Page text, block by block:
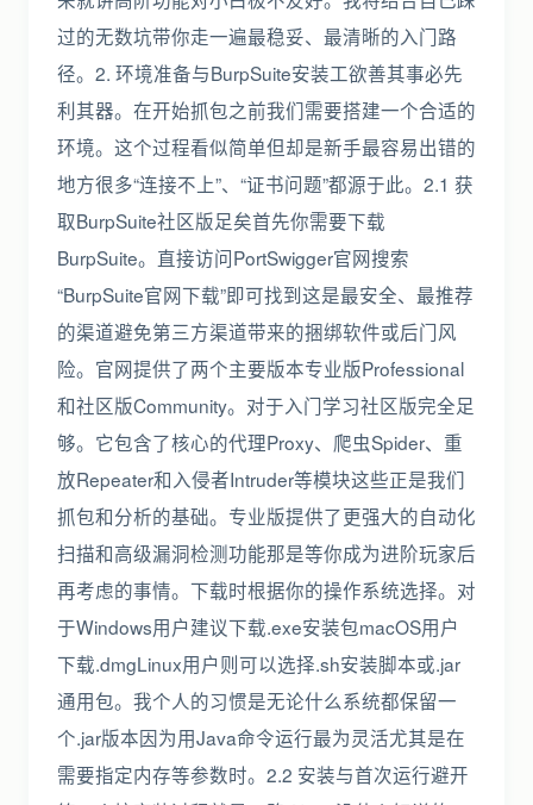
过的无数坑带你走一遍最稳妥、最清晰的入门路
径。2. 环境准备与BurpSuite安装工欲善其事必先
利其器。在开始抓包之前我们需要搭建一个合适的
环境。这个过程看似简单但却是新手最容易出错的
地方很多“连接不上”、“证书问题”都源于此。2.1 获
取BurpSuite社区版足矣首先你需要下载
BurpSuite。直接访问PortSwigger官网搜索
“BurpSuite官网下载”即可找到这是最安全、最推荐
的渠道避免第三方渠道带来的捆绑软件或后门风
险。官网提供了两个主要版本专业版Professional
和社区版Community。对于入门学习社区版完全足
够。它包含了核心的代理Proxy、爬虫Spider、重
放Repeater和入侵者Intruder等模块这些正是我们
抓包和分析的基础。专业版提供了更强大的自动化
扫描和高级漏洞检测功能那是等你成为进阶玩家后
再考虑的事情。下载时根据你的操作系统选择。对
于Windows用户建议下载.exe安装包macOS用户
下载.dmgLinux用户则可以选择.sh安装脚本或.jar
通用包。我个人的习惯是无论什么系统都保留一
个.jar版本因为用Java命令运行最为灵活尤其是在
需要指定内存等参数时。2.2 安装与首次运行避开